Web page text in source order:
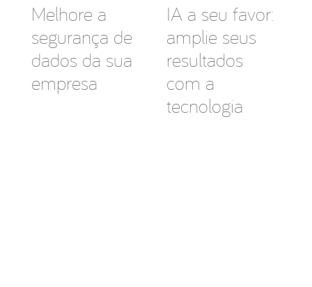
Melhore a
segurança de
dados da sua
empresa
IA a seu favor:
amplie seus
resultados
com a
tecnologia